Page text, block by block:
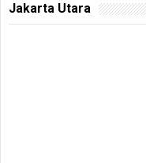
Jakarta Utara